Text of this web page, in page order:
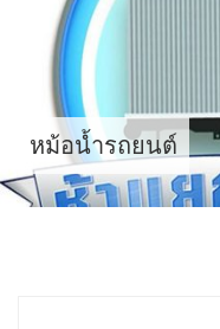
content
หม้อน้ำรถยนต์